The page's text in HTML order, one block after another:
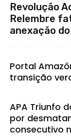
Revolução
Relembre
anexação
Portal
transição
APA Triunfo
por
consecutivo